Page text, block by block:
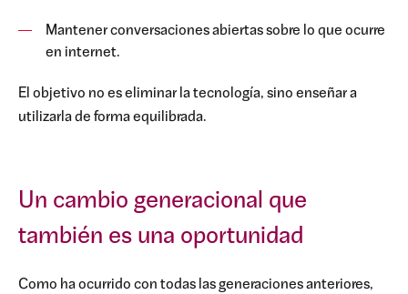
Mantener conversaciones abiertas sobre lo que ocurre
en internet.
El objetivo no es eliminar la tecnología, sino enseñar a
utilizarla de forma equilibrada.
Un cambio generacional que
también es una oportunidad
Como ha ocurrido con todas las generaciones anteriores,